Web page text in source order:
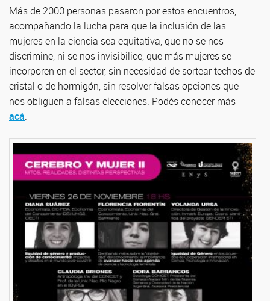
Más de 2000 personas pasaron por estos encuentros,
acompañando la lucha para que la inclusión de las
mujeres en la ciencia sea equitativa, que no se nos
discrimine, ni se nos invisibilice, que más mujeres se
incorporen en el sector, sin necesidad de sortear techos de
cristal o de hormigón, sin resolver falsas opciones que
nos obliguen a falsas elecciones. Podés conocer más
acá.